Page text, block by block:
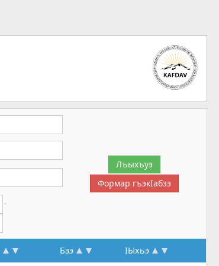
-
Бзэ IЫхьэ